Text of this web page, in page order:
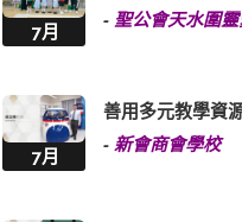
7月
- 聖公會天水圍
7月
善用多元教學資
- 新會商會學校